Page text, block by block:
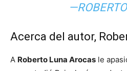
Acerca del autor,
A Roberto Luna Arocas le